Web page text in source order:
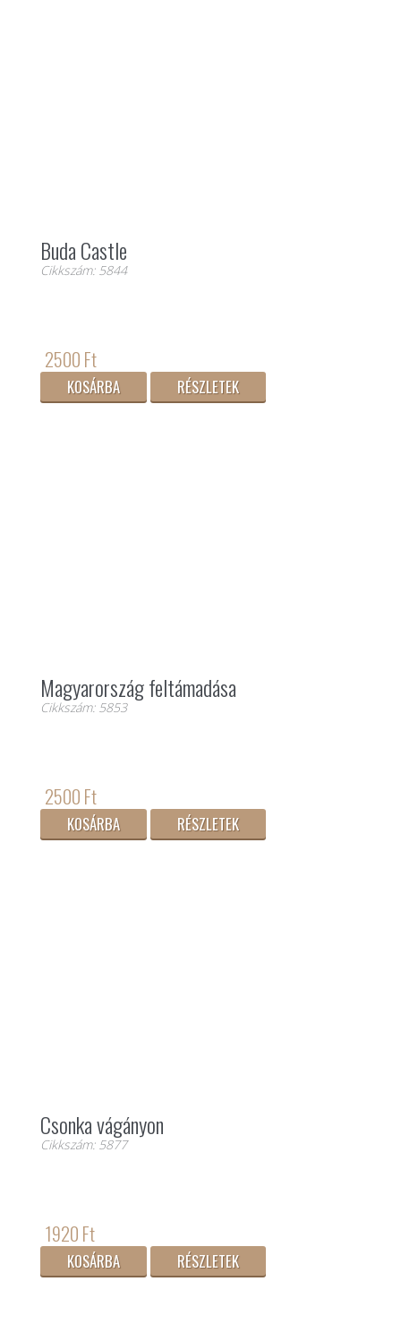
Buda Castle
Cikkszám: 5844
2500 Ft
KOSÁRBA RÉSZLETEK
Magyarország feltámadása
Cikkszám: 5853
2500 Ft
KOSÁRBA RÉSZLETEK
Csonka vágányon
Cikkszám: 5877
1920 Ft
KOSÁRBA RÉSZLETEK